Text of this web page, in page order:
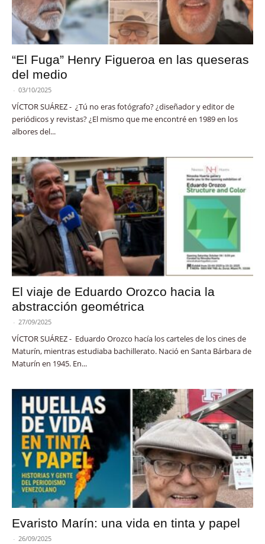
“El Fuga” Henry Figueroa en las queseras
del medio
- 03/10/2025
VÍCTOR SUÁREZ - ¿Tú no eras fotógrafo? ¿diseñador y editor de
periódicos y revistas? ¿El mismo que me encontré en 1989 en los
albores del...
El viaje de Eduardo Orozco hacia la
abstracción geométrica
- 27/09/2025
VÍCTOR SUÁREZ - Eduardo Orozco hacía los carteles de los cines de
Maturín, mientras estudiaba bachillerato. Nació en Santa Bárbara de
Maturín en 1945. En...
Evaristo Marín: una vida en tinta y papel
- 26/09/2025